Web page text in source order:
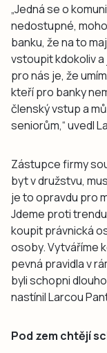
„Jedná se o
nedostupné,
banku, že na to
vstoupit kdokoliv a
pro nás je, že
kteří pro banky
členský vstup a
seniorům,“ uvedl
Zástupce firmy
byt v družstvu,
je to opravdu pro
Jdeme proti
koupit právnická
osoby. Vytváříme
pevná pravidla v
byli schopni
nastínil Larcou
Pod zem chtějí